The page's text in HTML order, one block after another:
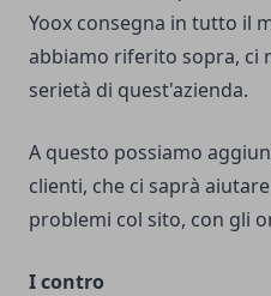
Yoox consegna in tutto il
abbiamo riferito sopra, ci
serietà di quest'azienda.
A questo possiamo
clienti, che ci saprà
problemi col sito, con gli
I contro